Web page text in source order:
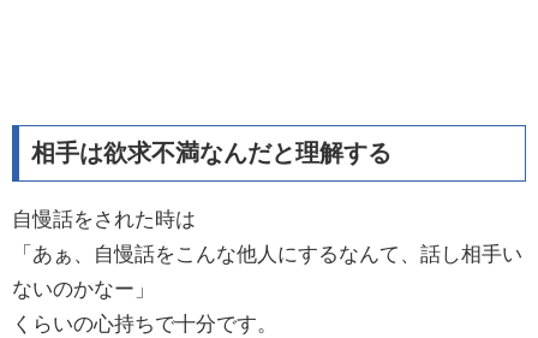
相手は欲求不満なんだと理解する
自慢話をされた時は
「あぁ、自慢話をこんな他人にするなんて、話し相手い
ないのかなー」
くらいの心持ちで十分です。